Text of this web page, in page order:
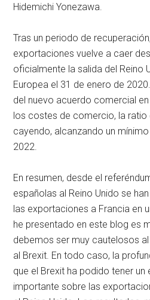
Hidemichi Yonezawa.
Tras un periodo de
exportaciones vuelve a caer
oficialmente la salida del Reino
Europea el 31 de enero de
del nuevo acuerdo comercial
los costes de comercio, la
cayendo, alcanzando un
2022.
En resumen, desde el
españolas al Reino Unido se
las exportaciones a Francia en
he presentado en este blog es
debemos ser muy cautelosos
al Brexit. En todo caso, la
que el Brexit ha podido tener
importante sobre las